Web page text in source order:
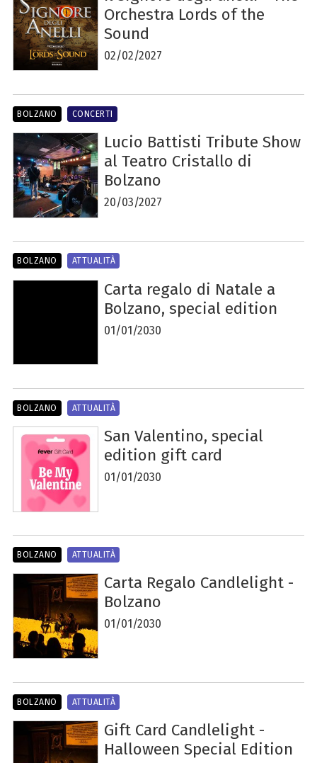
Orchestra Lords of the
Sound
02/02/2027
Lucio Battisti Tribute Show
al Teatro Cristallo di
Bolzano
20/03/2027
BOLZANO CONCERTI
Carta regalo di Natale a
Bolzano, special edition
01/01/2030
BOLZANO ATTUALITÀ
San Valentino, special
edition gift card
01/01/2030
BOLZANO ATTUALITÀ
Carta Regalo Candlelight -
Bolzano
01/01/2030
BOLZANO ATTUALITÀ
Gift Card Candlelight -
Halloween Special Edition
BOLZANO ATTUALITÀ